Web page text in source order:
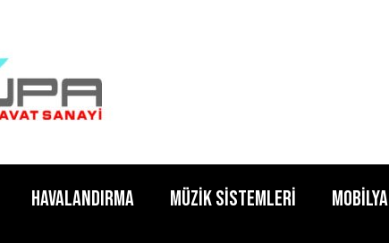
HAVALANDIRMA MÜZİK SİSTEMLERİ MOBİLYA